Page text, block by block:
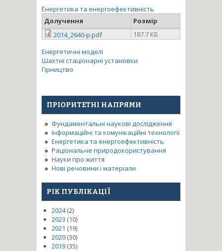
Енергетика та енергоефективність
Долучення
Розмір
2014_2640-p.pdf
187.7 КБ
Енергетичні моделі
Шахтні стаціонарні установки
Гірництво
ПРІОРИТЕТНІ НАПРЯМИ
Фундаментальні наукові дослідження
Інформаційні та комунікаційні технології
Енергетика та енергоефективність
Раціональне природокористування
Науки про життя
Нові речовини і матеріали
РІК ПУБЛІКАЦІЇ
2024(2)
2023 (10)
2021 (19)
2020 (30)
2019 (35)